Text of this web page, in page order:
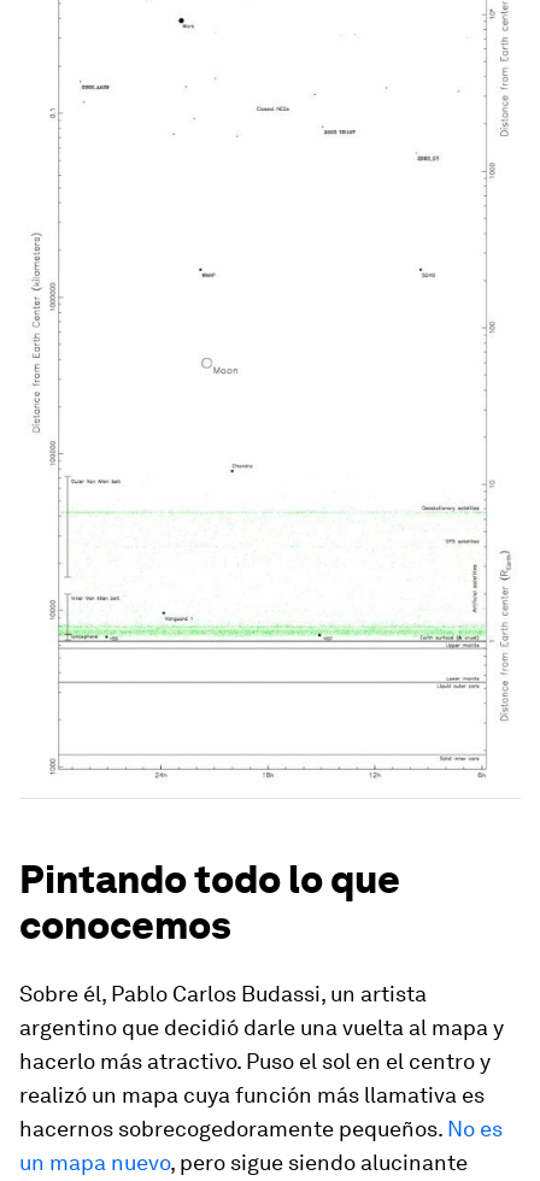
Pintando todo lo que
conocemos
Sobre él, Pablo Carlos Budassi, un artista
argentino que decidió darle una vuelta al mapa y
hacerlo más atractivo. Puso el sol en el centro y
realizó un mapa cuya función más llamativa es
hacernos sobrecogedoramente pequeños. No es
un mapa nuevo, pero sigue siendo alucinante